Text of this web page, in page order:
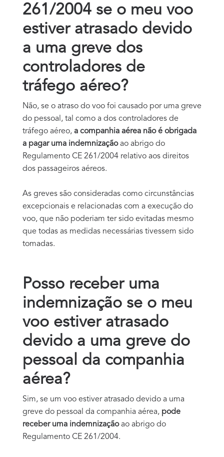
261/2004 se o meu voo
estiver atrasado devido
a uma greve dos
controladores de
tráfego aéreo?
Não, se o atraso do voo foi causado por uma greve
do pessoal, tal como a dos controladores de
tráfego aéreo, a companhia aérea não é obrigada
a pagar uma indemnizaçãoao abrigo do
Regulamento CE 261/2004 relativo aos direitos
dos passageiros aéreos.
As greves são consideradas como circunstâncias
excepcionais e relacionadas com a execução do
voo, que não poderiam ter sido evitadas mesmo
que todas as medidas necessárias tivessem sido
tomadas.
Posso receber uma
indemnização se o meu
voo estiver atrasado
devido a uma greve do
pessoal da companhia
aérea?
Sim, se um voo estiver atrasado devido a uma
greve do pessoal da companhia aérea, pode
receber uma indemnizaçãoao abrigo do
Regulamento CE 261/2004.